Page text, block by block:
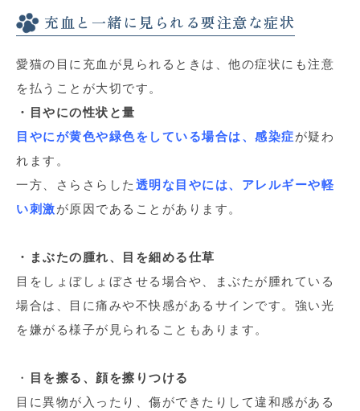
充血と一緒に見られる要注意な症状
愛猫の目に充血が見られるときは、他の症状にも注意
を払うことが大切です。
・目やにの性状と量
目やにが黄色や緑色をしている場合は、感染症が疑わ
れます。
一方、さらさらした 透明な目やには、アレルギーや軽
い刺激が原因であることがあります。
・まぶたの腫れ、目を細める仕草
目をしょぼしょぼさせる場合や、まぶたが腫れている
場合は、目に痛みや不快感があるサインです。強い光
を嫌がる様子が見られることもあります。
・
目を擦る、顔を擦りつける
目に異物が入ったり、傷ができたりして違和感がある